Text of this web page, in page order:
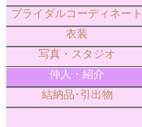
ブライダルコーディネート
衣装
写真・スタジオ
仲人・紹介
結納品･引出物